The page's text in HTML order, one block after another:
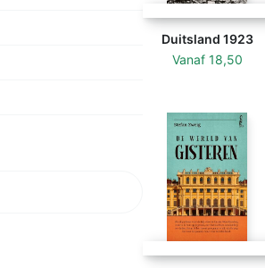
Duitsland 1923
Vanaf 18,50